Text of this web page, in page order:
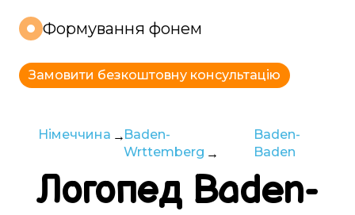
Формування фонем
Замовити безкоштовну консультацію
Німеччина
Baden-
Wrttemberg
Baden-
Baden
Логопед Baden-